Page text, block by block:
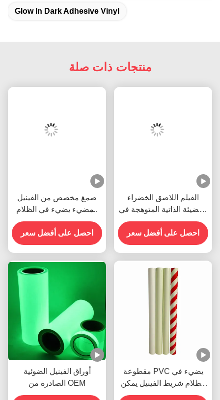
Glow In Dark Adhesive Vinyl
منتجات ذات صلة
صمغ مخصص من الفينيل
المضيء يضيء في الظلام
للعلامات المضيئة
احصل على أفضل سعر
الفيلم اللاصق الخضراء
المضيئة الذاتية المتوهجة في
الظلام لفينيل للاشارة
الطارئة
احصل على أفضل سعر
أوراق الفينيل الضوئية
الصادرة من OEM
مقطوعة PVC يضيء في
الظلام شريط الفينيل يمكن
طباعتها اللاصق الذاتي